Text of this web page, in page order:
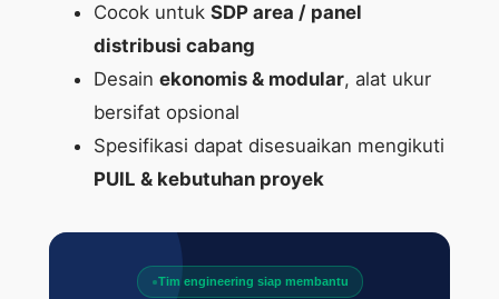
Cocok untuk SDP area / panel
distribusi cabang
Desain ekonomis & modular, alat ukur
bersifat opsional
Spesifikasi dapat disesuaikan mengikuti
PUIL & kebutuhan proyek
Tim engineering siap membantu